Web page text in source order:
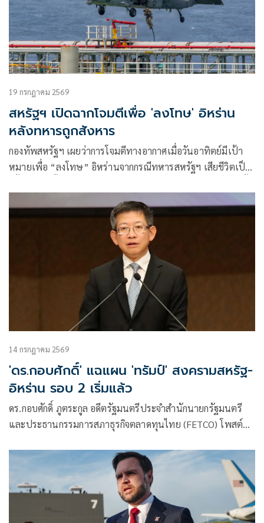
19 กรกฎาคม 2569
สหรัฐฯ เปิดฉากโจมตีเพื่อ 'ลงโทษ' อิหร่าน
หลังทหารถูกสังหาร
กองทัพสหรัฐฯ เผยว่าการโจมตีทางอากาศเมื่อวันอาทิตย์มีเป้า
หมายเพื่อ “ลงโทษ” อิหร่านจากกรณีทหารสหรัฐฯ เสียชีวิตเป็น
14 กรกฎาคม 2569
'ดร.กอบศักดิ์' แฉแผน 'ทรัมป์' สงครามสหรัฐ-
อิหร่าน รอบ 2 เริ่มแล้ว
ดร.กอบศักดิ์ ภูตระกูล อดีตรัฐมนตรีประจำสำนักนายกรัฐมนตรี
และประธานกรรมการสภาธุรกิจตลาดทุนไทย (FETCO) โพสต์